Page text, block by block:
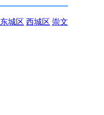
东城区 西城区 崇文